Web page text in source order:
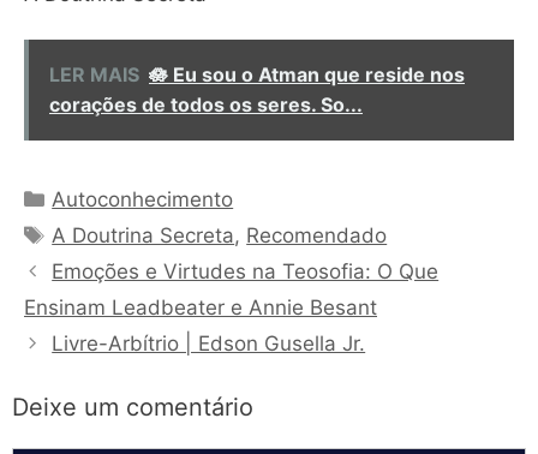
LER MAIS 🪷 Eu sou o Atman que reside nos
corações de todos os seres. So...
Categorias
Autoconhecimento
Tags
A Doutrina Secreta, Recomendado
Emoções e Virtudes na Teosofia: O Que
Ensinam Leadbeater e Annie Besant
Livre-Arbítrio | Edson Gusella Jr.
Deixe um comentário